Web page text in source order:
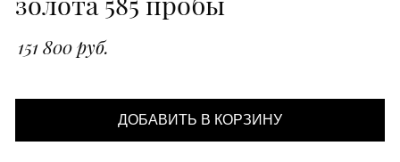
151 800 руб.
ДОБАВИТЬ В КОРЗИНУ